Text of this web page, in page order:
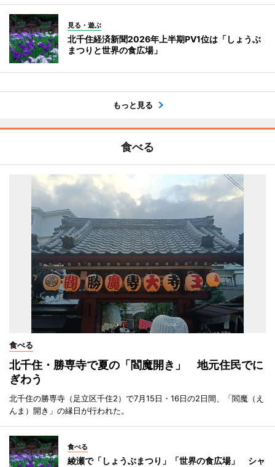
見る・遊ぶ
北千住経済新聞2026年上半期PV1位は「しょうぶ
まつりと世界の食広場」
もっと見る
食べる
食べる
北千住・勝専寺で夏の「閻魔開き」 地元住民でに
ぎわう
北千住の勝専寺（足立区千住2）で7月15日・16日の2日間、「閻魔（え
んま）開き」の縁日が行われた。
食べる
綾瀬で「しょうぶまつり」「世界の食広場」 シャ